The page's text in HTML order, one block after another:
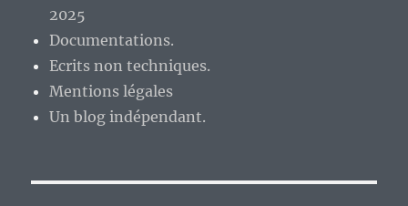
2025
Documentations.
Ecrits non techniques.
Mentions légales
Un blog indépendant.